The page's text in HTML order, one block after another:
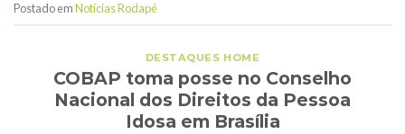
Postado emNotícias Rodapé
DESTAQUES HOME
COBAP toma posse no Conselho
Nacional dos Direitos da Pessoa
Idosa em Brasília